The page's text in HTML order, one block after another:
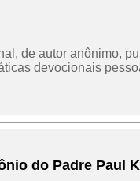
de autor anônimo,
devocionais
do Padre Paul